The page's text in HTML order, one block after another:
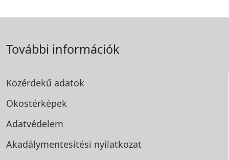
További információk
Közérdekű adatok
Okostérképek
Adatvédelem
Akadálymentesítési nyilatkozat